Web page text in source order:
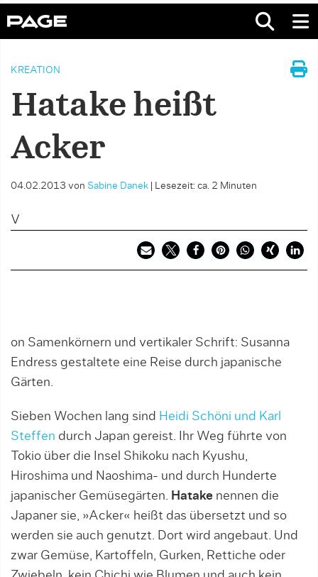
KREATION
Hatake heißt
Acker
04.02.2013 von Sabine Danek Lesezeit: ca. 2 Minuten
V
on Samenkörnern und vertikaler Schrift: Susanna
Endress gestaltete eine Reise durch japanische
Gärten.
Sieben Wochen lang sind Heidi Schöni und Karl
Steffen durch Japan gereist. Ihr Weg führte von
Tokio über die Insel Shikoku nach Kyushu,
Hiroshima und Naoshima- und durch Hunderte
japanischer Gemüsegärten. Hatake nennen die
Japaner sie, »Acker« heißt das übersetzt und so
werden sie auch genutzt. Dort wird angebaut. Und
zwar Gemüse, Kartoffeln, Gurken, Rettiche oder